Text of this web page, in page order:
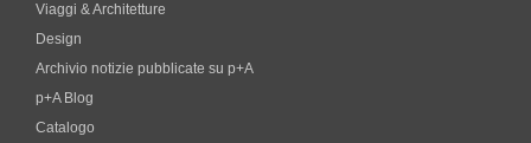
Viaggi & Architetture
Design
Archivio notizie pubblicate su p+A
p+A Blog
Catalogo